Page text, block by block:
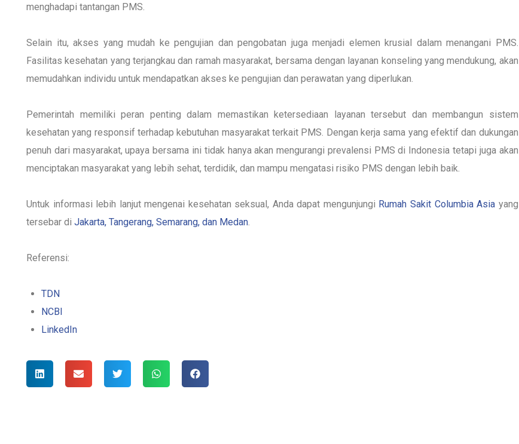
menghadapi tantangan PMS.
Selain itu, akses yang mudah ke pengujian dan pengobatan juga menjadi elemen krusial dalam menangani PMS.
Fasilitas kesehatan yang terjangkau dan ramah masyarakat, bersama dengan layanan konseling yang mendukung, akan
memudahkan individu untuk mendapatkan akses ke pengujian dan perawatan yang diperlukan.
Pemerintah memiliki peran penting dalam memastikan ketersediaan layanan tersebut dan membangun sistem
kesehatan yang responsif terhadap kebutuhan masyarakat terkait PMS. Dengan kerja sama yang efektif dan dukungan
penuh dari masyarakat, upaya bersama ini tidak hanya akan mengurangi prevalensi PMS di Indonesia tetapi juga akan
menciptakan masyarakat yang lebih sehat, terdidik, dan mampu mengatasi risiko PMS dengan lebih baik.
Untuk informasi lebih lanjut mengenai kesehatan seksual, Anda dapat mengunjungi Rumah Sakit Columbia Asia yang
tersebar di Jakarta, Tangerang, Semarang, dan Medan
Referensi:
TDN
NCBI
LinkedIn